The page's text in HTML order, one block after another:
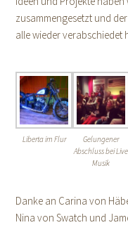
zusammengesetzt und
alle wieder verabschiedet
Liberta im Flur
Gelungener
Abschluss bei Live
Musik
Danke an Carina von
Nina von Swatch und